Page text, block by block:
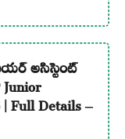
అసిస్టెంట్
Full Details –